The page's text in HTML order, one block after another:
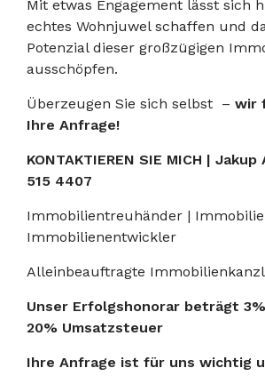
Mit etwas Engagement lässt sich
echtes Wohnjuwel schaffen und
Potenzial dieser großzügigen
ausschöpfen.
Überzeugen Sie sich selbst – wir
Ihre Anfrage!
KONTAKTIEREN SIE MICH |
515 4407
Immobilientreuhänder |
Immobilienentwickler
Alleinbeauftragte
Unser Erfolgshonorar beträgt
20% Umsatzsteuer
Ihre Anfrage ist für uns wichtig